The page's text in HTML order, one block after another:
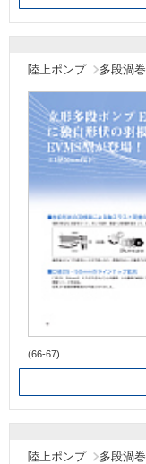
陸上ポンプ 多段渦巻
(66-67)
陸上ポンプ 多段渦巻